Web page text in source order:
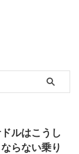
ルはこうし
らない乗り